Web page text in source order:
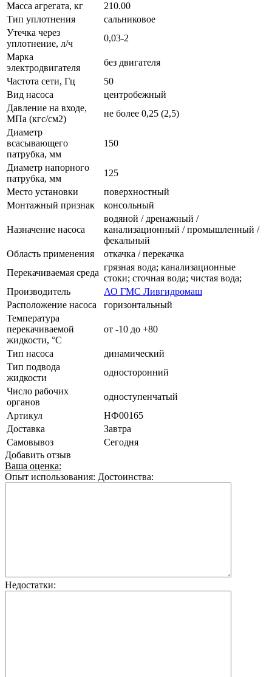
Масса агрегата, кг
210.00
Тип уплотнения
сальниковое
Утечка через
уплотнение, л/ч
0,03-2
Марка
электродвигателя
без двигателя
Частота сети, Гц
50
Вид насоса
центробежный
Давление на входе,
МПа (кгс/см2)
не более 0,25 (2,5)
Диаметр
всасывающего
патрубка, мм
150
Диаметр напорного
патрубка, мм
125
Место установки
поверхностный
Монтажный признак
консольный
Назначение насоса
водяной / дренажный /
канализационный / промышленный /
фекальный
Область применения
откачка / перекачка
Перекачиваемая среда
грязная вода; канализационные
стоки; сточная вода; чистая вода;
Производитель
АО ГМС Ливгидромаш
Расположение насоса
горизонтальный
Температура
перекачиваемой
жидкости, °C
от -10 до +80
Тип насоса
динамический
Тип подвода
жидкости
односторонний
Число рабочих
органов
одноступенчатый
Артикул
НФ00165
Доставка
Завтра
Самовывоз
Сегодня
Добавить отзыв
Ваша оценка:
Опыт использования: Достоинства:
Недостатки: